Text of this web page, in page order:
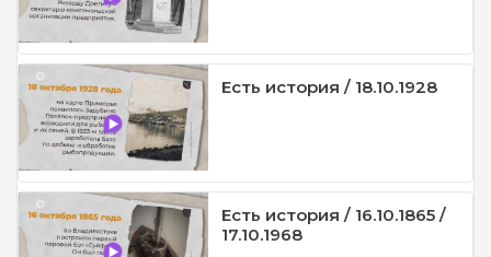
Есть история / 18.10.1928
Есть история / 16.10.1865 /
17.10.1968